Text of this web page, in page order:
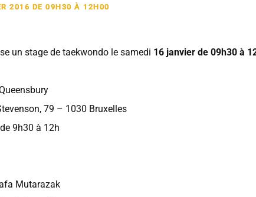
2016 DE 09H30 À 12H00
un stage de taekwondo le samedi 16 janvier de 09h30 à
79 – 1030 Bruxelles
9h30 à 12h
Mutarazak